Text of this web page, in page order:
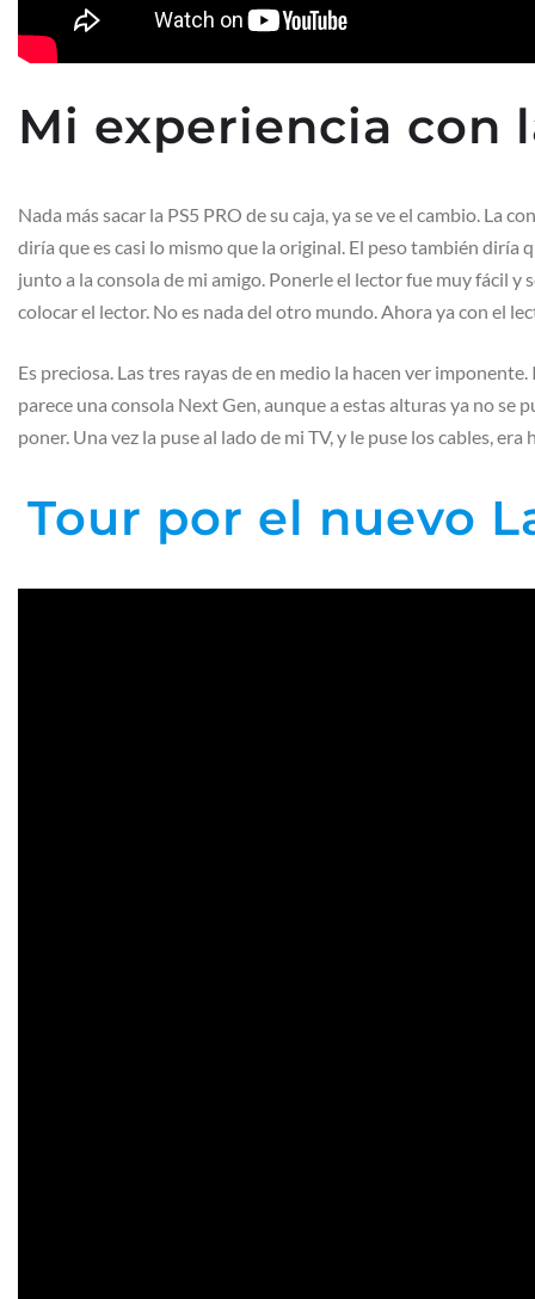
Mi experiencia con
Nada más sacar la PS5 PRO de su caja, ya se ve el cambio. La
diría que es casi lo mismo que la original. El peso también diría
junto a la consola de mi amigo. Ponerle el lector fue muy fácil
colocar el lector. No es nada del otro mundo. Ahora ya con el
Es preciosa. Las tres rayas de en medio la hacen ver
parece una consola Next Gen, aunque a estas alturas ya no se
poner. Una vez la puse al lado de mi TV, y le puse los cables, era
Tour por el nuevo